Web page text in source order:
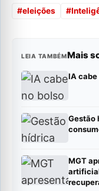
#eleições #
LEIA TAMBÉMMais
IA cabe
Gestão
MGT